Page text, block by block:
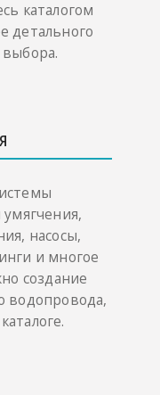
каталогом
детального
насосы,
и многое
создание
водопровода,